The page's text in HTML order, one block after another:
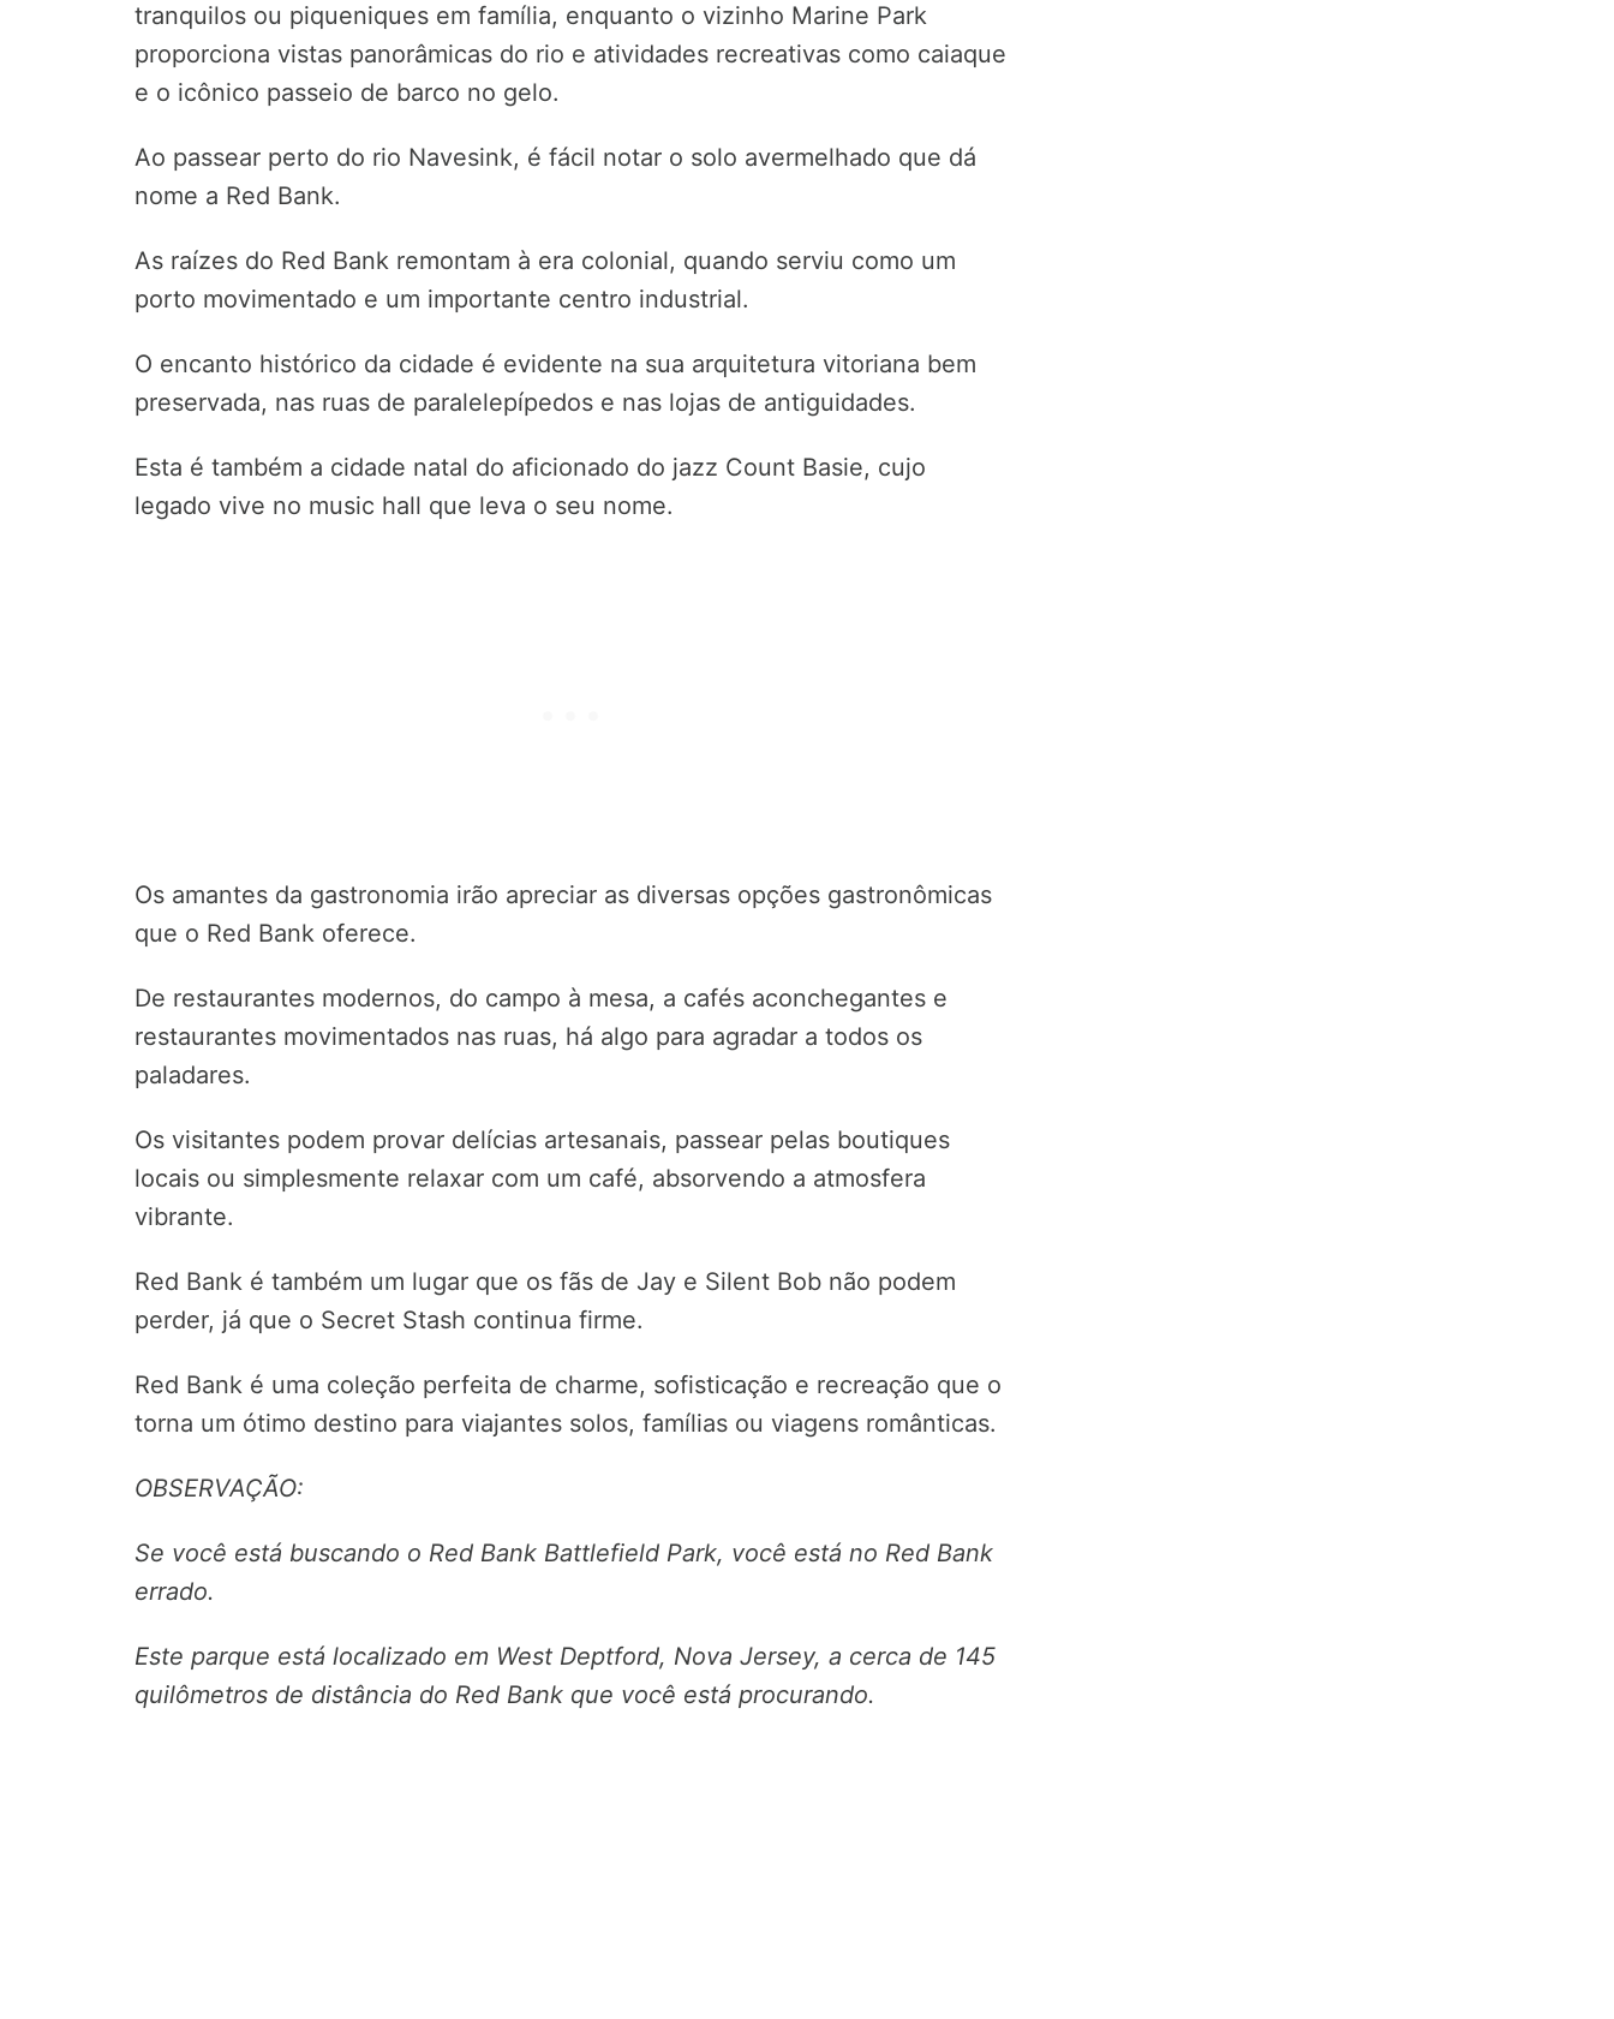
tranquilos ou piqueniques em família, enquanto o vizinho Marine Park
proporciona vistas panorâmicas do rio e atividades recreativas como caiaque
e o icônico passeio de barco no gelo.
Ao passear perto do rio Navesink, é fácil notar o solo avermelhado que dá
nome a Red Bank.
As raízes do Red Bank remontam à era colonial, quando serviu como um
porto movimentado e um importante centro industrial.
O encanto histórico da cidade é evidente na sua arquitetura vitoriana bem
preservada, nas ruas de paralelepípedos e nas lojas de antiguidades.
Esta é também a cidade natal do aficionado do jazz Count Basie, cujo
legado vive no music hall que leva o seu nome.
Os amantes da gastronomia irão apreciar as diversas opções gastronômicas
que o Red Bank oferece.
De restaurantes modernos, do campo à mesa, a cafés aconchegantes e
restaurantes movimentados nas ruas, há algo para agradar a todos os
paladares.
Os visitantes podem provar delícias artesanais, passear pelas boutiques
locais ou simplesmente relaxar com um café, absorvendo a atmosfera
vibrante.
Red Bank é também um lugar que os fãs de Jay e Silent Bob não podem
perder, já que o Secret Stash continua firme.
Red Bank é uma coleção perfeita de charme, sofisticação e recreação que o
torna um ótimo destino para viajantes solos, famílias ou viagens românticas.
OBSERVAÇÃO:
Se você está buscando o Red Bank Battlefield Park, você está no Red Bank
errado.
Este parque está localizado em West Deptford, Nova Jersey, a cerca de 145
quilômetros de distância do Red Bank que você está procurando.